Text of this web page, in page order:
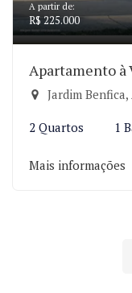
A partir de:
R$ 225.000
Apartamento à
Jardim
2 Quartos 1
Mais informações